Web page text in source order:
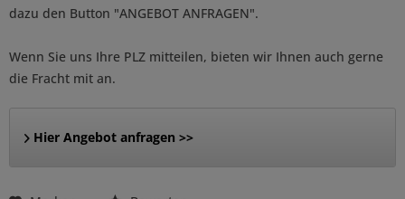
dazu den Button "ANGEBOT ANFRAGEN".
Wenn Sie uns Ihre PLZ mitteilen, bieten wir Ihnen auch gerne
die Fracht mit an.
Hier Angebot anfragen >>